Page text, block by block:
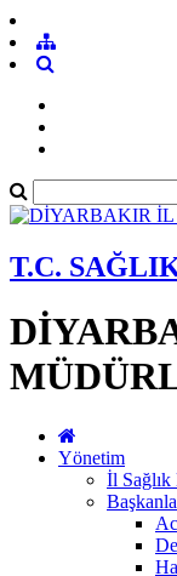
T.C.
Yönetim
İl